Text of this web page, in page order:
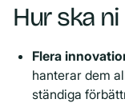
Hur ska
Flera
hanterar dem
ständiga